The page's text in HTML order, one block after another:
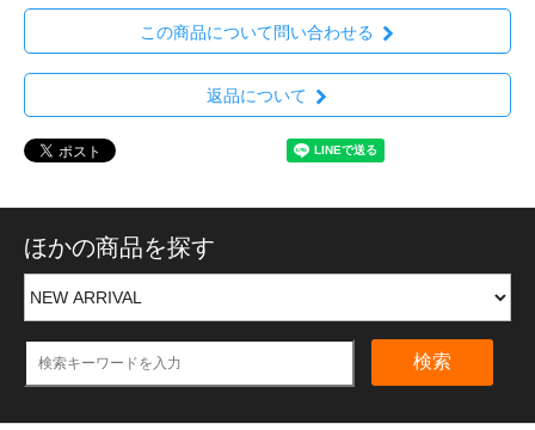
この商品について問い合わせる
返品について
ほかの商品を探す
検索